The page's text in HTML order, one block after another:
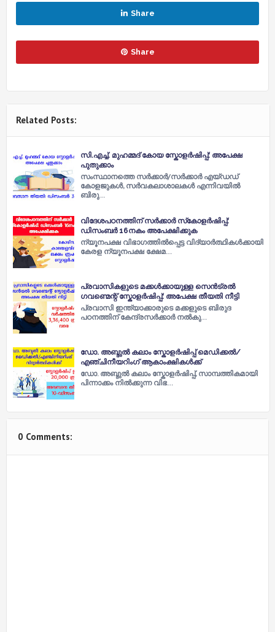
Share
Share
Related Posts:
സി.എച്ച്. മുഹമ്മദ് കോയ സ്കോളർഷിപ്പ്: അപേക്ഷ
പുതുക്കാം
സംസ്ഥാനത്തെ സർക്കാർ/സർക്കാർ എയ്ഡഡ്
കോളജുകൾ, സർവകലാശാലകൾ എന്നിവയിൽ
ബിരു…
വിദേശപഠനത്തിന് സര്‍ക്കാര്‍ സ്‌കോളര്‍ഷിപ്പ്:
ഡിസംബര്‍ 16നകം അപേക്ഷിക്കുക
ന്യൂനപക്ഷ വിഭാഗത്തില്‍പ്പെട്ട വിദ്യാർത്ഥികൾക്കായി
കേരള ന്യൂനപക്ഷ ക്ഷേമ…
പ്രവാസികളുടെ മക്കൾക്കായുള്ള സെൻട്രൽ
ഗവണ്മെന്റ് സ്കോളർഷിപ്പ്: അപേക്ഷ തീയതി നീട്ടി
പ്രവാസി ഇന്ത്യാക്കാരുടെ മക്കളുടെ ബിരുദ
പഠനത്തിന് കേന്ദ്രസർക്കാർ നല്‍കു…
ഡോ. അബ്ദുൽ കലാം സ്കോളർഷിപ്പ് മെഡിക്കൽ/
എഞ്ചിനീയറിംഗ് ആകാംക്ഷികൾക്ക്
ഡോ. അബ്ദുൽ കലാം സ്കോളർഷിപ്പ്, സാമ്പത്തികമായി
പിന്നാക്കം നിൽക്കുന്ന വിഭ…
0 Comments: